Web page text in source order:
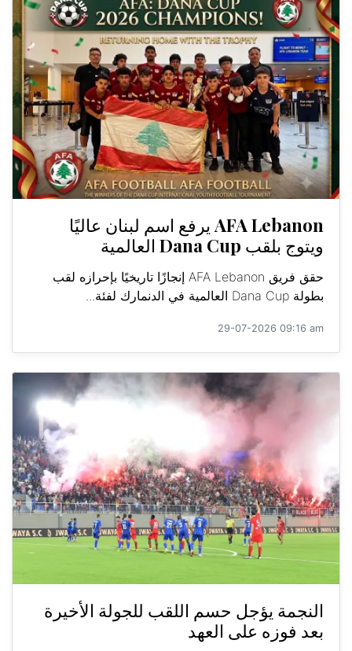
AFA Lebanon يرفع اسم لبنان عاليًا
ويتوج بلقب Dana Cup العالمية
حقق فريق AFA Lebanon إنجازًا تاريخيًا بإحرازه لقب
بطولة Dana Cup العالمية في الدنمارك لفئة...
29-07-2026 09:16 am
النجمة يؤجل حسم اللقب للجولة الأخيرة
بعد فوزه على العهد